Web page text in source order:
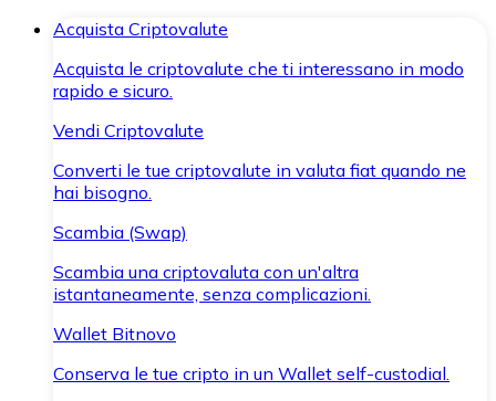
Acquista Criptovalute
Acquista le criptovalute che ti interessano in modo
rapido e sicuro.
Vendi Criptovalute
Converti le tue criptovalute in valuta fiat quando ne
hai bisogno.
Scambia (Swap)
Scambia una criptovaluta con un'altra
istantaneamente, senza complicazioni.
Wallet Bitnovo
Conserva le tue cripto in un Wallet self-custodial.